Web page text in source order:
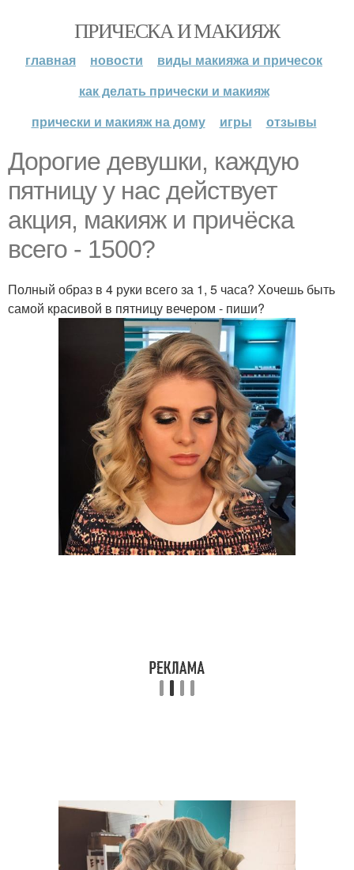
ПРИЧЕСКА И МАКИЯЖ
главная новости
виды макияжа и причесок
как делать прически и макияж
прически и макияж на дому
игры отзывы
Дорогие девушки, каждую
пятницу у нас действует
акция, макияж и причёска
всего - 1500?
Полный образ в 4 руки всего за 1, 5 часа? Хочешь быть
самой красивой в пятницу вечером - пиши?